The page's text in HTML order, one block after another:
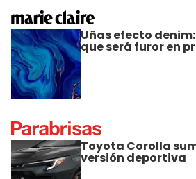
Uñas efecto
que será furor en
Toyota Corolla
versión deportiva